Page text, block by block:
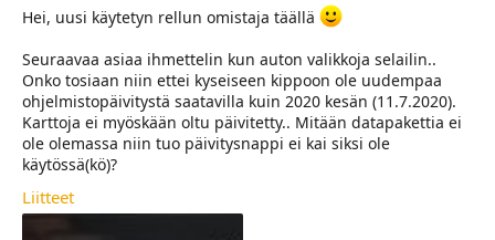
a
l
i
t
t
a
j
a
Hei, uusi käytetyn rellun omistaja täällä
Seuraavaa asiaa ihmettelin kun auton valikkoja selailin..
Onko tosiaan niin ettei kyseiseen kippoon ole uudempaa
ohjelmistopäivitystä saatavilla kuin 2020 kesän (11.7.2020).
Karttoja ei myöskään oltu päivitetty.. Mitään datapakettia ei
ole olemassa niin tuo päivitysnappi ei kai siksi ole
käytössä(kö)?
Liitteet